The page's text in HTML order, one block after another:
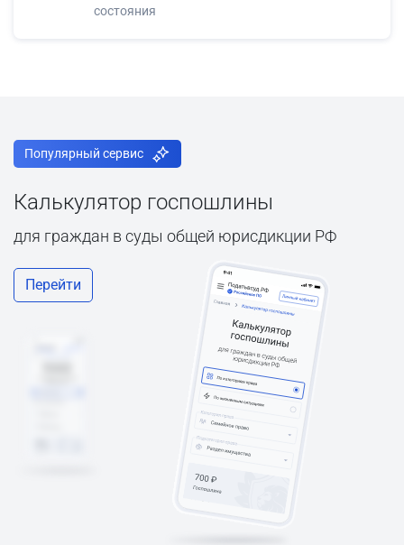
состояния
Популярный сервис
Калькулятор госпошлины
для граждан в суды общей юрисдикции РФ
Перейти